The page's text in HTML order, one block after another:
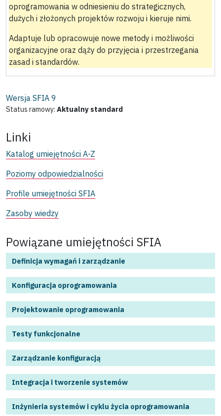
oprogramowania w odniesieniu do strategicznych,
dużych i złożonych projektów rozwoju i kieruje nimi.
Adaptuje lub opracowuje nowe metody i możliwości
organizacyjne oraz dąży do przyjęcia i przestrzegania
zasad i standardów.
Wersja SFIA 9
Status ramowy: Aktualny standard
Linki
Katalog umiejętności A-Z
Poziomy odpowiedzialności
Profile umiejętności SFIA
Zasoby wiedzy
Powiązane umiejętności SFIA
Definicja wymagań i zarządzanie
Konfiguracja oprogramowania
Projektowanie oprogramowania
Testy funkcjonalne
Zarządzanie konfiguracją
Integracja i tworzenie systemów
Inżynieria systemów i cyklu życia oprogramowania